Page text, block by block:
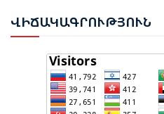
ՀԱՊԿ-Ի
ՀԱԿԱՄԱՐՏՈՒԹՅԱՆՆ
ՎԻՃԱԿԱԳՐՈՒԹՅՈՒՆ